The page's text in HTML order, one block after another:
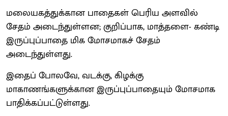
மலையகத்துக்கான பாதைகள் பெரிய அளவில்
சேதம் அடைந்துள்ளன; குறிப்பாக, மாத்தளை- கண்டி
இருப்புப்பாதை மிக மோசமாகச் சேதம்
அடைந்துள்ளது.
இதைப் போலவே, வடக்கு, கிழக்கு
மாகாணங்களுக்கான இருப்புப்பாதையும் மோசமாக
பாதிக்கப்பட்டுள்ளது.